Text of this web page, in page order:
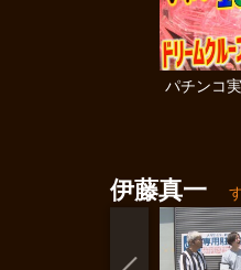
パチンコ
伊藤真一